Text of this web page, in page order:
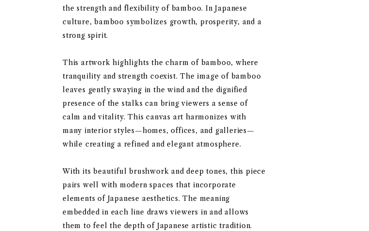
the strength and flexibility of bamboo. In Japanese
culture, bamboo symbolizes growth, prosperity, and a
strong spirit.
This artwork highlights the charm of bamboo, where
tranquility and strength coexist. The image of bamboo
leaves gently swaying in the wind and the dignified
presence of the stalks can bring viewers a sense of
calm and vitality. This canvas art harmonizes with
many interior styles—homes, offices, and galleries—
while creating a refined and elegant atmosphere.
With its beautiful brushwork and deep tones, this piece
pairs well with modern spaces that incorporate
elements of Japanese aesthetics. The meaning
embedded in each line draws viewers in and allows
them to feel the depth of Japanese artistic tradition.